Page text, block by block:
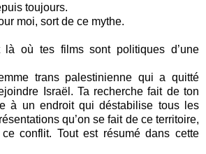
toujours.
moi, sort de ce mythe.
là où tes films sont politiques d’une
trans palestinienne qui a quitté
Israël. Ta recherche fait de ton
à un endroit qui déstabilise tous les
qu’on se fait de ce territoire,
conflit. Tout est résumé dans cette